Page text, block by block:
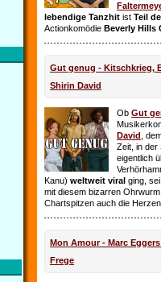
lebendige Tanzhit ist Teil
Actionkomödie Beverly Hills
Gut genug - Kitschkrieg,
Shirin David
Ob Gut
David ,
Zeit, in der
eigentlich
Kanu) weltweit viral ging,
mit diesem bizarren
Chartspitzen auch die
Mon Amour - Marc
Frege